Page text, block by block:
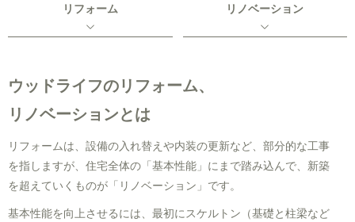
リフォーム リノベーション
ウッドライフのリフォーム、
リノベーションとは
リフォームは、設備の入れ替えや内装の更新など、部分的な工事
を指しますが、住宅全体の「基本性能」にまで踏み込んで、新築
を超えていくものが「リノベーション」です。
基本性能を向上させるには、最初にスケルトン（基礎と柱梁など